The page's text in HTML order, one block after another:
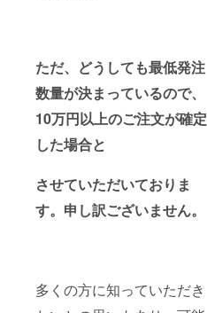
ただ、どうしても最低発注
数量が決まっているので、
10万円以上のご注文が確定
した場合と
させていただいておりま
す。申し訳ございません。
多くの方に知っていただき